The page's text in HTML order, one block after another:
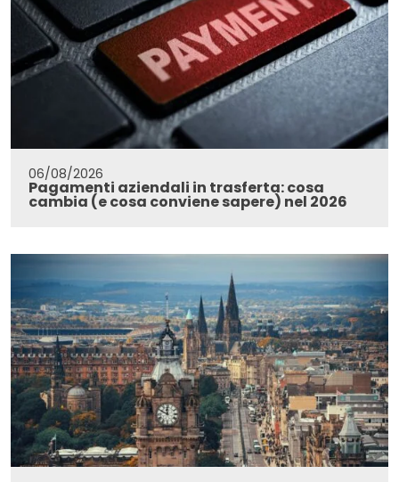
06/08/2026
Pagamenti aziendali in trasferta: cosa
cambia (e cosa conviene sapere) nel 2026